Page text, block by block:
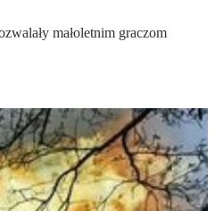
małoletnim graczom